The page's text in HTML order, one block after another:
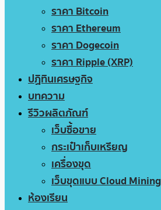
ราคา Bitcoin
ราคา Ethereum
ราคา Dogecoin
ราคา Ripple (XRP)
ปฏิทินเศรษฐกิจ
บทความ
รีวิวผลิตภัณฑ์
เว็บซื้อขาย
กระเป๋าเก็บเหรียญ
เครื่องขุด
เว็บขุดแบบ Cloud Mining
ห้องเรียน